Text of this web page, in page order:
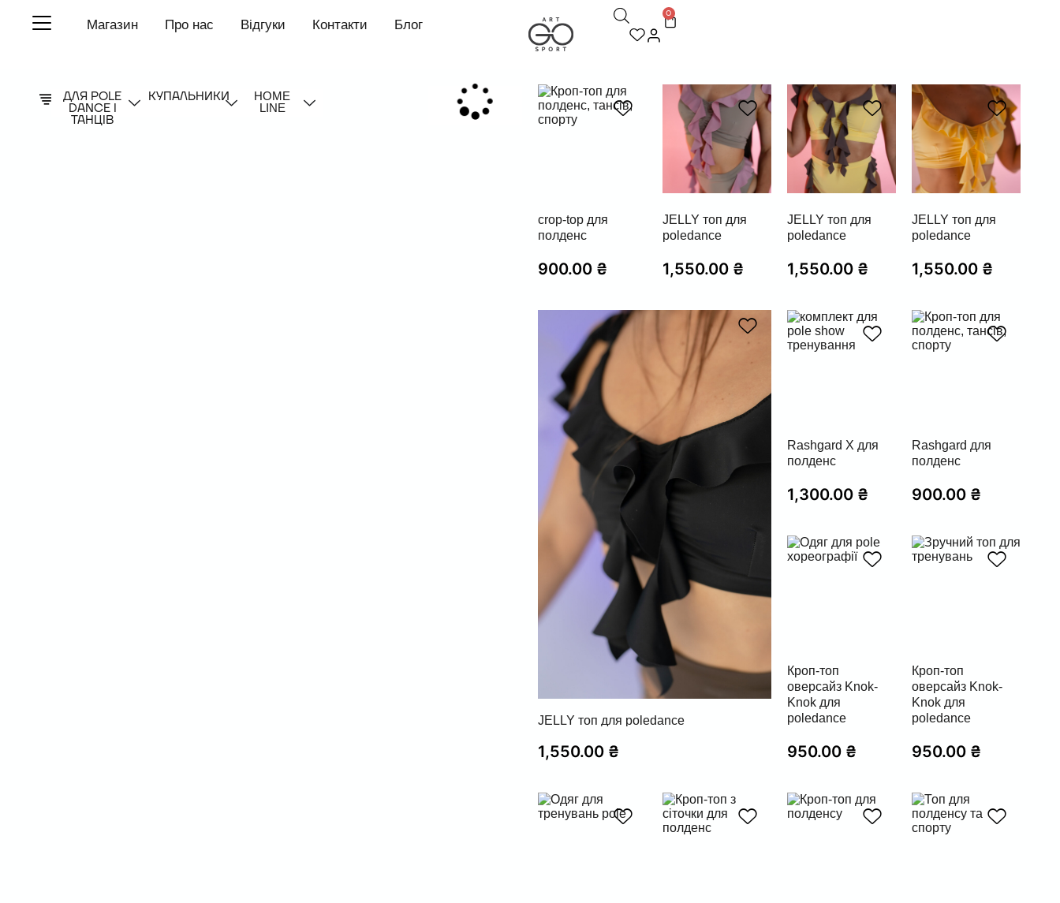
Магазин Про нас Відгуки Контакти Блог
0
ДЛЯ POLE
DANCE І
ТАНЦІВ
КУПАЛЬНИКИ
HOME
LINE
crop-top для
полденс
900.00 ₴
JELLY топ для
poledance
1,550.00 ₴
JELLY топ для
poledance
1,550.00 ₴
JELLY топ для
poledance
1,550.00 ₴
JELLY топ для poledance
1,550.00 ₴
Rashgard X для
полденс
1,300.00 ₴
Rashgard для
полденс
900.00 ₴
Кроп-топ
оверсайз Knok-
Knok для
poledance
950.00 ₴
Кроп-топ
оверсайз Knok-
Knok для
poledance
950.00 ₴